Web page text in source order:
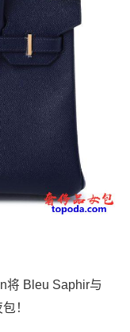
将 Bleu Saphir与
！